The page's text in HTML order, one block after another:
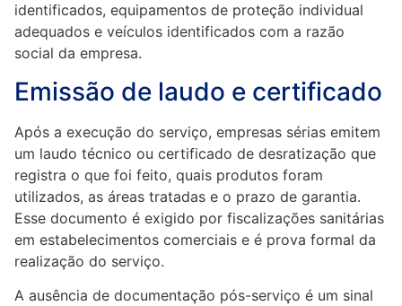
identificados, equipamentos de proteção individual
adequados e veículos identificados com a razão
social da empresa.
Emissão de laudo e certificado
Após a execução do serviço, empresas sérias emitem
um laudo técnico ou certificado de desratização que
registra o que foi feito, quais produtos foram
utilizados, as áreas tratadas e o prazo de garantia.
Esse documento é exigido por fiscalizações sanitárias
em estabelecimentos comerciais e é prova formal da
realização do serviço.
A ausência de documentação pós-serviço é um sinal